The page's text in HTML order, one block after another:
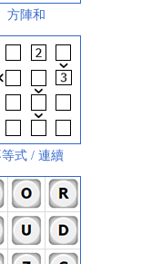
方陣和
式 / 連續